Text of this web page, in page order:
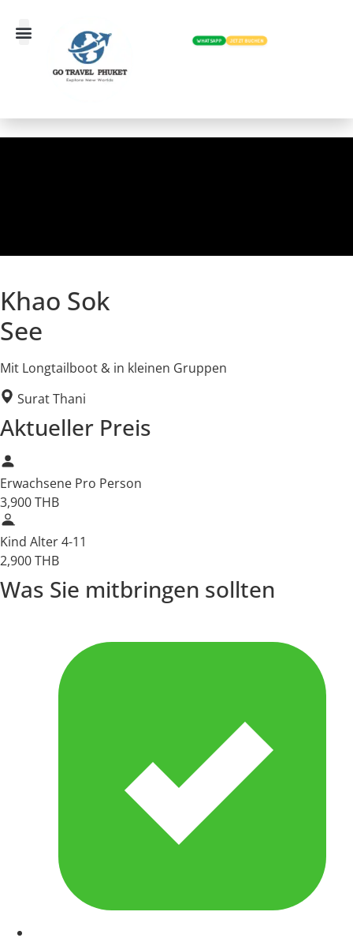
WHATSAPP JETZT BUCHEN
Khao Sok
See
Mit Longtailboot & in kleinen Gruppen
Surat Thani
Aktueller Preis
Erwachsene Pro Person
3,900THB
Kind Alter 4-11
2,900THB
Was Sie mitbringen sollten